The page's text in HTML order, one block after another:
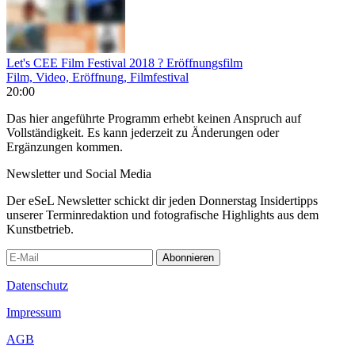
Let's CEE Film Festival 2018 ? Eröffnungsfilm
Film, Video, Eröffnung, Filmfestival
20:00
Das hier angeführte Programm erhebt keinen Anspruch auf
Vollständigkeit. Es kann jederzeit zu Änderungen oder
Ergänzungen kommen.
Newsletter und Social Media
Der eSeL Newsletter schickt dir jeden Donnerstag Insidertipps
unserer Terminredaktion und fotografische Highlights aus dem
Kunstbetrieb.
Abonnieren
Datenschutz
Impressum
AGB